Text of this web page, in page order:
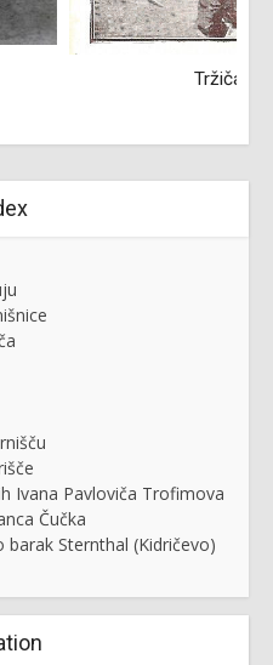
Ivana Pavloviča Trofimova
Čučka
Sternthal (Kidričevo)